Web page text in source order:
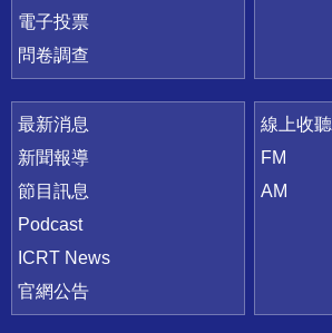
電子投票
問卷調查
最新消息
新聞報導
節目訊息
Podcast
ICRT News
官網公告
線上收聽
FM
AM